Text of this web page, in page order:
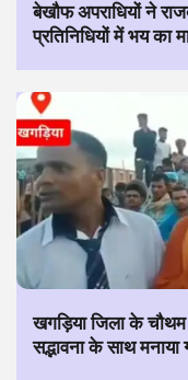
बेखौफ अपराधियों ने
प्रतिनिधियों में भय का
खगड़िया जिला के चौथम
सद्भावना के साथ मनाया